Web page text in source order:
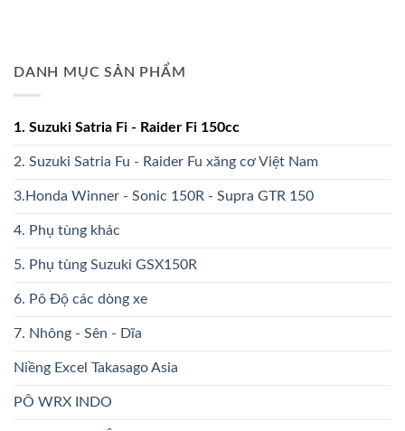
DANH MỤC SẢN PHẨM
1. Suzuki Satria Fi - Raider Fi 150cc
2. Suzuki Satria Fu - Raider Fu xăng cơ Việt Nam
3.Honda Winner - Sonic 150R - Supra GTR 150
4. Phụ tùng khác
5. Phụ tùng Suzuki GSX150R
6. Pô Độ các dòng xe
7. Nhông - Sên - Dĩa
Niềng Excel Takasago Asia
PÔ WRX INDO